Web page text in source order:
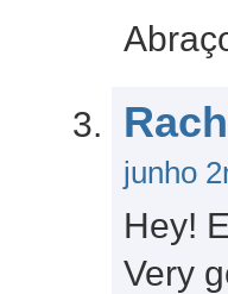
junho
Hey!
Very